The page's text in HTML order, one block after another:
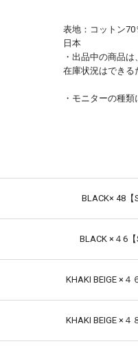
表地：コットン
日本
・出品中の商品は
在庫状況はできる
・モニターの種
BLACK× 48【
BLACK ×４6【
KHAKI BEIGE ×４
KHAKI BEIGE ×４